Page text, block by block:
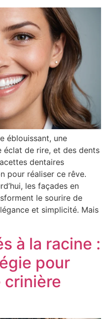
éblouissant, une
éclat de rire, et des dents
dentaires
pour réaliser ce rêve.
les façades en
le sourire de
et simplicité. Mais
à la racine :
pour
crinière